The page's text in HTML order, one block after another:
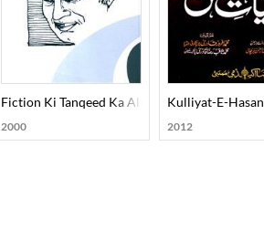
Fiction Ki Tanqeed Ka Almiya
2000
Kulliyat-E-Hasan
2012